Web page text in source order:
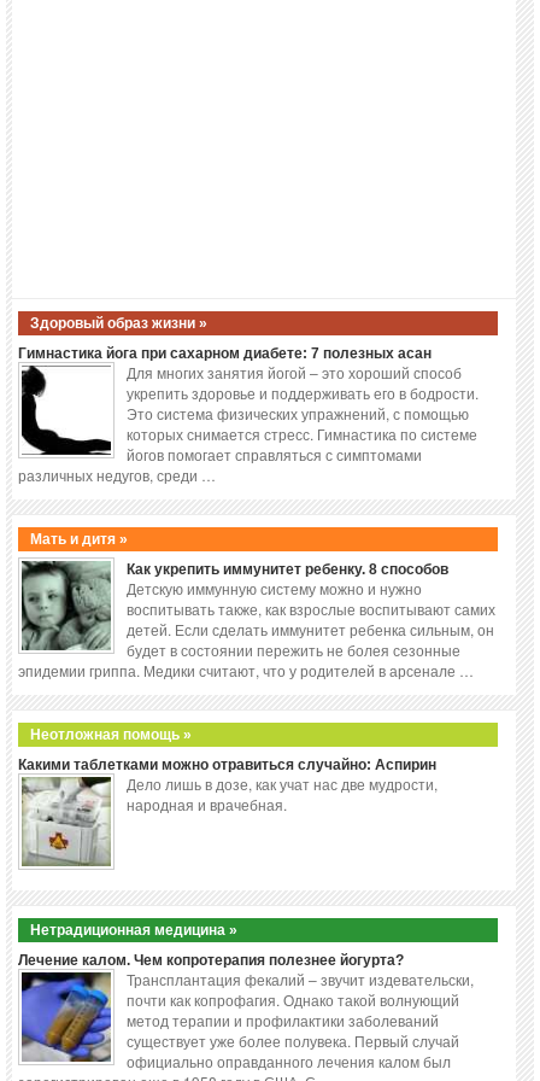
Здоровый образ жизни »
Гимнастика йога при сахарном диабете: 7 полезных асан
Для многих занятия йогой – это хороший способ
укрепить здоровье и поддерживать его в бодрости.
Это система физических упражнений, с помощью
которых снимается стресс. Гимнастика по системе
йогов помогает справляться с симптомами
различных недугов, среди …
Мать и дитя »
Как укрепить иммунитет ребенку. 8 способов
Детскую иммунную систему можно и нужно
воспитывать также, как взрослые воспитывают самих
детей. Если сделать иммунитет ребенка сильным, он
будет в состоянии пережить не болея сезонные
эпидемии гриппа. Медики считают, что у родителей в арсенале …
Неотложная помощь »
Какими таблетками можно отравиться случайно: Аспирин
Дело лишь в дозе, как учат нас две мудрости,
народная и врачебная.
Нетрадиционная медицина »
Лечение калом. Чем копротерапия полезнее йогурта?
Трансплантация фекалий – звучит издевательски,
почти как копрофагия. Однако такой волнующий
метод терапии и профилактики заболеваний
существует уже более полувека. Первый случай
официально оправданного лечения калом был